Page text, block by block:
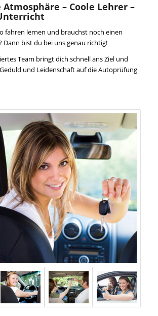
– Coole Lehrer –
fahren lernen und brauchst noch einen
Dann bist du bei uns genau richtig!
Team bringt dich schnell ans Ziel und
und Leidenschaft auf die Autoprüfung